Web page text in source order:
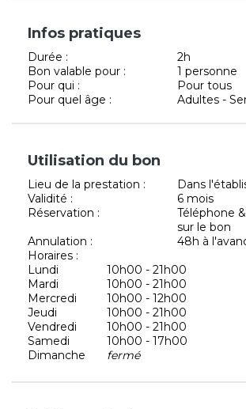
Infos pratiques
Durée :
2h
Bon valable pour :
1 personne
Pour qui :
Pour tous
Pour quel âge :
Adultes -
Utilisation du bon
Lieu de la prestation :
Dans
Validité :
6 mois
Réservation :
Téléphone
sur le bon
Annulation :
48h à
Horaires :
Lundi
10h00 - 21h00
Mardi
10h00 - 21h00
Mercredi
10h00 - 12h00
Jeudi
10h00 - 21h00
Vendredi
10h00 - 21h00
Samedi
10h00 - 17h00
Dimanche
fermé